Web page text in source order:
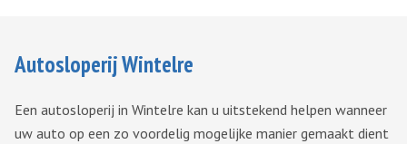
Autosloperij Wintelre
Een autosloperij in Wintelre kan u uitstekend helpen wanneer
uw auto op een zo voordelig mogelijke manier gemaakt dient